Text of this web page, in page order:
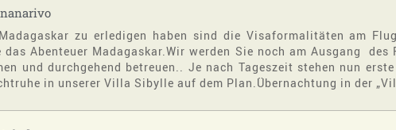
zu erledigen haben sind die Visaformalitäten am
Abenteuer Madagaskar.Wir werden Sie noch am Ausgang des
und durchgehend betreuen.. Je nach Tageszeit stehen nun
in unserer Villa Sibylle auf dem Plan.Übernachtung in der